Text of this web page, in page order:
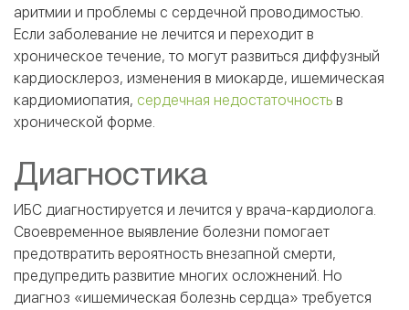
аритмии и проблемы с сердечной проводимостью.
Если заболевание не лечится и переходит в
хроническое течение, то могут развиться диффузный
кардиосклероз, изменения в миокарде, ишемическая
кардиомиопатия, сердечная недостаточность в
хронической форме.
Диагностика
ИБС диагностируется и лечится у врача-кардиолога.
Своевременное выявление болезни помогает
предотвратить вероятность внезапной смерти,
предупредить развитие многих осложнений. Но
диагноз «ишемическая болезнь сердца» требуется